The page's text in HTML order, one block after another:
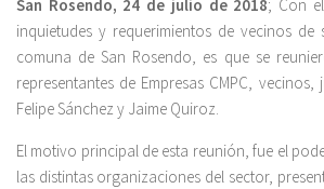
San Rosendo, 24 de julio de 2018; Con
inquietudes y requerimientos de vecinos de
comuna de San Rosendo, es que se
representantes de Empresas CMPC,
Felipe Sánchez y Jaime Quiroz.
El motivo principal de esta reunión, fue el
las distintas organizaciones del sector,